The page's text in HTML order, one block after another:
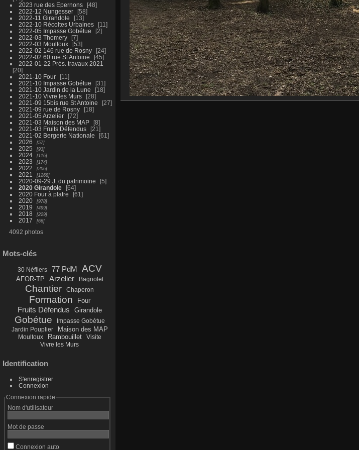
2023 rue des Epernons
48
2022-12 Nungesser
58
2022-11 Girandole
13
2022-10 Récoltes Urbaines
11
2022-05 Impasse Gobétue
2
2022-03 Thomery
7
2022-03 Moultoux
53
2022-02 146 rue de Rosny
24
2022-02 60 rue St Antoine
45
2022-01-22 Prés. travaux 2021
20
2021-10 Four
11
2021-10 Impasse Gobétue
31
2021-10 Jardin de la Lune
18
2021-10 Vivre les Murs
28
2021-09 15bis rue St Antoine
27
2021-09 rue de Rosny
18
2021-05 Arzelier
72
2021-03 Maison des MAP
8
2021-03 Fruits Défendus
21
2021-02 Bergerie Nationale
61
2026
57
2025 93
2024 116
2023 174
2022 206
2021 1268
2020-09-29 J. du patrimoine
5
2020 Girandole
64
2020 Four à platre
61
2020
978
2019 499
2018 229
2017 66
4092 photos
Mots-clés
30 Néfliers 77 PdM ACV
AFOR-TP Arzelier Bagnolet
Chantier Chaperon
Formation Four
Fruits Défendus Girandole
Gobétue
Impasse Gobétue
Jardin Pouplier
Maison des MAP
Moultoux Rambouillet
Visite
Vivre les Murs
Identification
S'enregistrer
Connexion
Connexion rapide
Nom d'utilisateur
Mot de passe
Connexion auto